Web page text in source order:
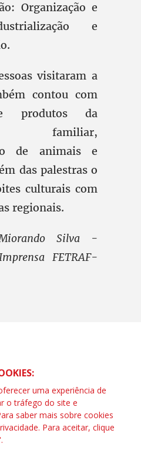
Organização e
e
visitaram a
contou com
produtos da
familiar,
de animais e
das palestras o
culturais com
regionais.
Silva -
FETRAF-
uma experiência de
o tráfego do site e
saber mais sobre cookies
. Para aceitar, clique